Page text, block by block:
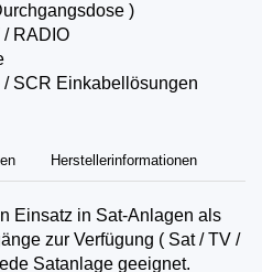
)
RADIO
SCR Einkabellösungen
Herstellerinformationen
Einsatz in Sat-Anlagen als
zur Verfügung ( Sat / TV /
Satanlage geeignet.